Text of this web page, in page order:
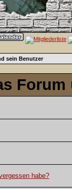
sein Benutzer
habe?